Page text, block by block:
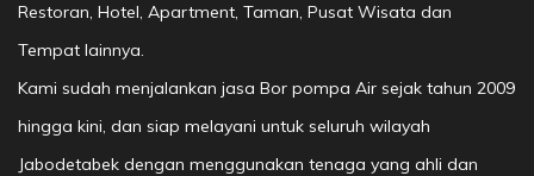
Restoran, Hotel, Apartment, Taman, Pusat Wisata dan
Tempat lainnya.
Kami sudah menjalankan jasa Bor pompa Air sejak tahun 2009
hingga kini, dan siap melayani untuk seluruh wilayah
Jabodetabek dengan menggunakan tenaga yang ahli dan